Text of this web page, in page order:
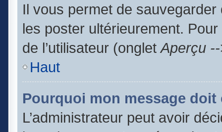
Il vous permet de
les poster ultérieurement.
de l’utilisateur (ongletAperçu
Haut
Pourquoi mon message doit
L’administrateur peut avoir